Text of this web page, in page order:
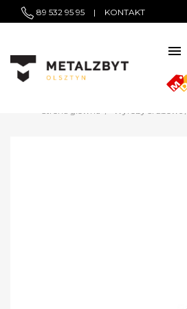
89 532 95 95 | KONTAKT
